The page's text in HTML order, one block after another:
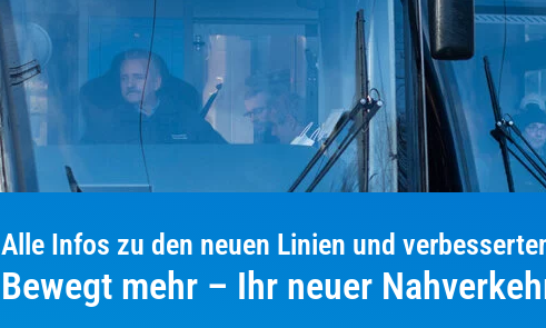
Alle Infos zu den neuen Linien und
Bewegt mehr – Ihr neuer